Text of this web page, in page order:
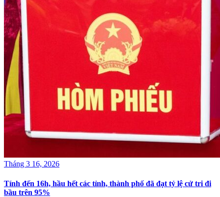
Tháng 3 16, 2026
Tính đến 16h, hầu hết các tỉnh, thành phố đã đạt tỷ lệ cử tri đi
bầu trên 95%